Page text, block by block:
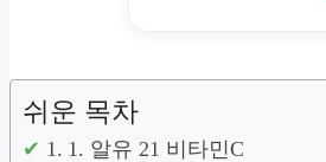
쉬운 목차
1. 알유 21 비타민C